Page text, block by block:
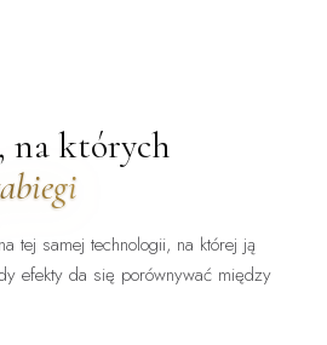
na których
tej samej technologii, na której ją
efekty da się porównywać między
ZABIEG DOSTĘPNY: